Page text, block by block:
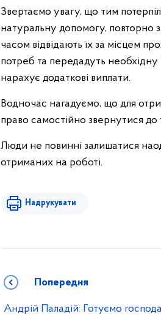
Звертаємо увагу, що тим
натуральну допомогу, повторно
часом відвідають їх за місцем
потреб та передадуть
нарахує додаткові виплати.
Водночас нагадуємо, що для
право самостійно звернутися
Люди не повинні залишатися
отриманих на роботі.
Надрукувати
Попередня
Андрій Паладій: Готуємо